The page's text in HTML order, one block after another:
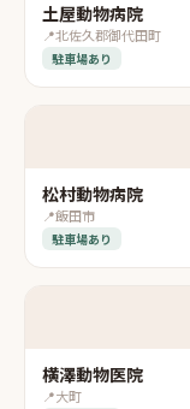
土屋動物病院
📍北佐久郡御代田町
駐車場あり
松村動物病院
📍飯田市
駐車場あり
横澤動物医院
📍大町